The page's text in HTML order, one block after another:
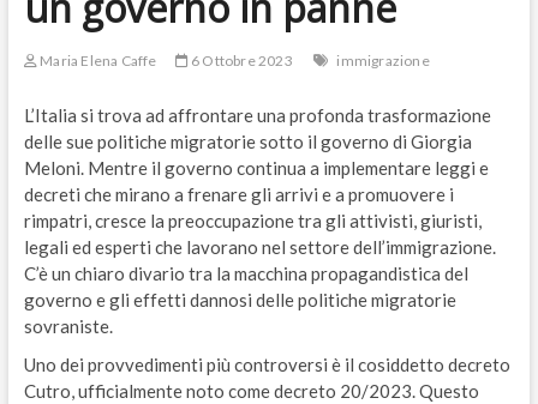
Maria Elena Caffe 6 Ottobre 2023 immigrazione
L’Italia si trova ad affrontare una profonda trasformazione
delle sue politiche migratorie sotto il governo di Giorgia
Meloni. Mentre il governo continua a implementare leggi e
decreti che mirano a frenare gli arrivi e a promuovere i
rimpatri, cresce la preoccupazione tra gli attivisti, giuristi,
legali ed esperti che lavorano nel settore dell’immigrazione.
C’è un chiaro divario tra la macchina propagandistica del
governo e gli effetti dannosi delle politiche migratorie
sovraniste.
Uno dei provvedimenti più controversi è il cosiddetto decreto
Cutro, ufficialmente noto come decreto 20/2023. Questo